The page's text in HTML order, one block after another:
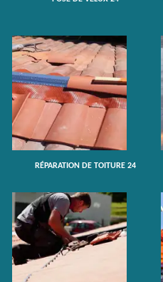
RÉPARATION DE TOITURE 24